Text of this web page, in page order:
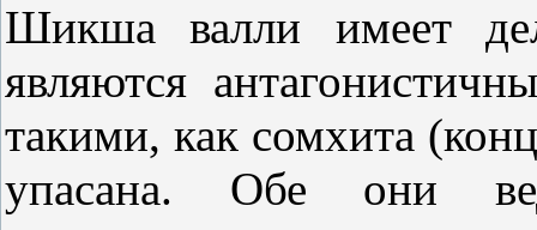
Шикша валли имеет
являются
такими, как сомхита
упасана. Обе они